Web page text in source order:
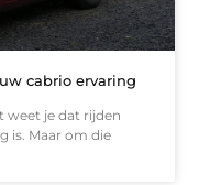
cabrio ervaring
weet je dat rijden
is. Maar om die